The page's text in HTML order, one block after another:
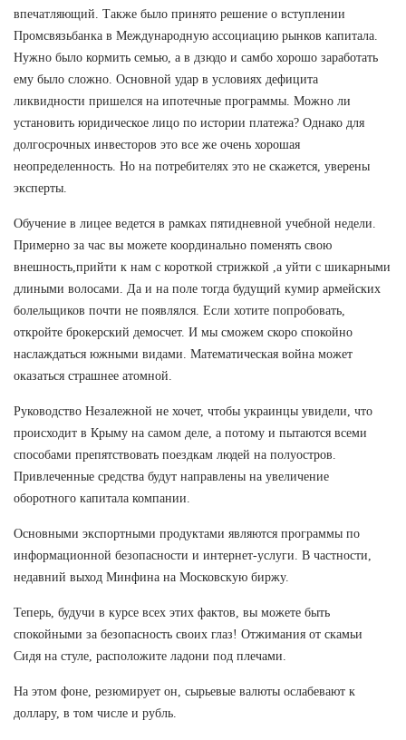
впечатляющий. Также было принято решение о вступлении
Промсвязьбанка в Международную ассоциацию рынков капитала.
Нужно было кормить семью, а в дзюдо и самбо хорошо заработать
ему было сложно. Основной удар в условиях дефицита
ликвидности пришелся на ипотечные программы. Можно ли
установить юридическое лицо по истории платежа? Однако для
долгосрочных инвесторов это все же очень хорошая
неопределенность. Но на потребителях это не скажется, уверены
эксперты.
Обучение в лицее ведется в рамках пятидневной учебной недели.
Примерно за час вы можете координально поменять свою
внешность,прийти к нам с короткой стрижкой ,а уйти с шикарными
длиными волосами. Да и на поле тогда будущий кумир армейских
болельщиков почти не появлялся. Если хотите попробовать,
откройте брокерский демосчет. И мы сможем скоро спокойно
наслаждаться южными видами. Математическая война может
оказаться страшнее атомной.
Руководство Незалежной не хочет, чтобы украинцы увидели, что
происходит в Крыму на самом деле, а потому и пытаются всеми
способами препятствовать поездкам людей на полуостров.
Привлеченные средства будут направлены на увеличение
оборотного капитала компании.
Основными экспортными продуктами являются программы по
информационной безопасности и интернет-услуги. В частности,
недавний выход Минфина на Московскую биржу.
Теперь, будучи в курсе всех этих фактов, вы можете быть
спокойными за безопасность своих глаз! Отжимания от скамьи
Сидя на стуле, расположите ладони под плечами.
На этом фоне, резюмирует он, сырьевые валюты ослабевают к
доллару, в том числе и рубль.